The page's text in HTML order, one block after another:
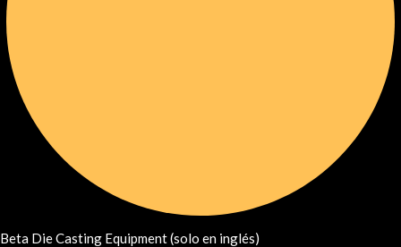
Beta Die Casting Equipment (solo en inglés)